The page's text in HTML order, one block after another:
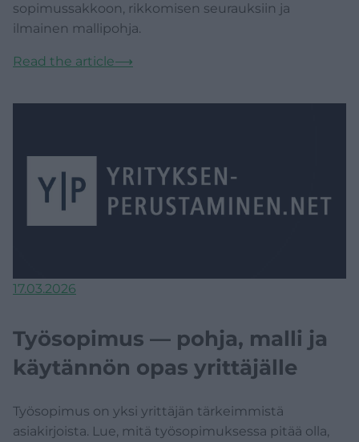
sopimussakkoon, rikkomisen seurauksiin ja
ilmainen mallipohja.
Read the article⟶
17.03.2026
Työsopimus — pohja, malli ja
käytännön opas yrittäjälle
Työsopimus on yksi yrittäjän tärkeimmistä
asiakirjoista. Lue, mitä työsopimuksessa pitää olla,